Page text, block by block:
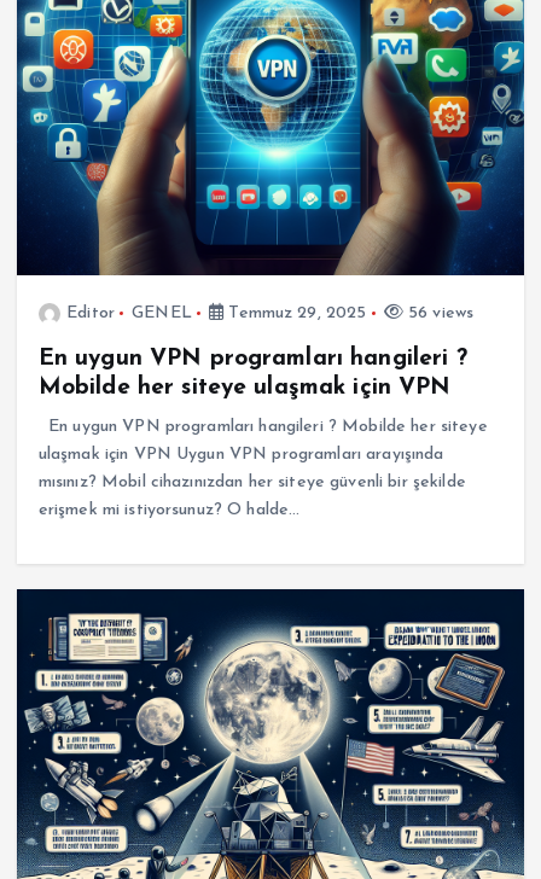
Editor GENEL Temmuz 29, 2025 56 views
En uygun VPN programları hangileri ?
Mobilde her siteye ulaşmak için VPN
En uygun VPN programları hangileri ? Mobilde her siteye
ulaşmak için VPN Uygun VPN programları arayışında
mısınız? Mobil cihazınızdan her siteye güvenli bir şekilde
erişmek mi istiyorsunuz? O halde…